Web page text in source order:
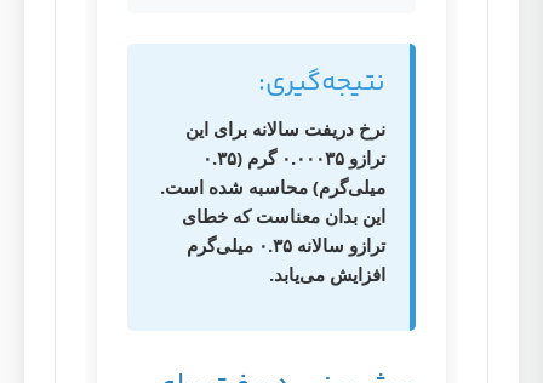
نتیجه‌گیری:
نرخ دریفت سالانه برای این
ترازو
۰.۰۰۰۳۵ گرم (۰.۳۵
میلی‌گرم) محاسبه شده است.
این بدان معناست که خطای
ترازو سالانه ۰.۳۵ میلی‌گرم
افزایش می‌یابد.